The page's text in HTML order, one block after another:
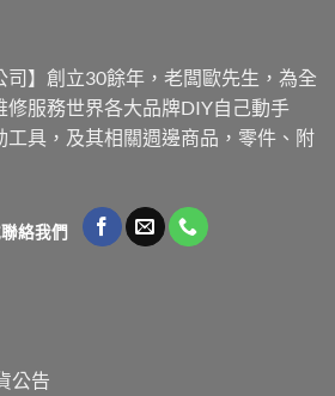
司】創立30餘年，老闆歐先生，為全
修服務世界各大品牌DIY自己動手
工具，及其相關週邊商品，零件、附
絡我們
公告